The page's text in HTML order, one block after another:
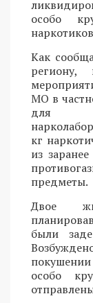
особо
Как
региону,
МО в
для
кг
из
предметы.
Двое
были
покушении
особо